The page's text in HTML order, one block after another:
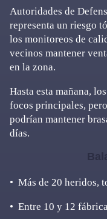
Autoridades de
representa un riesgo
los monitoreos de
vecinos mantener
en la zona.
Hasta esta mañana,
focos principales,
podrían mantener
días.
•⁠ ⁠Más de 20 heridos,
•⁠ ⁠Entre 10 y 12